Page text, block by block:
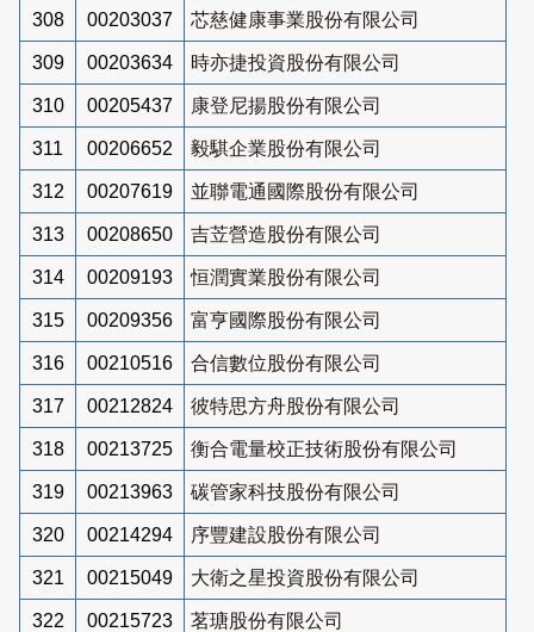
308 00203037 芯慈健康事業股份有限公司
309 00203634 時亦捷投資股份有限公司
310 00205437 康登尼揚股份有限公司
311 00206652 毅騏企業股份有限公司
312 00207619 並聯電通國際股份有限公司
313 00208650 吉苙營造股份有限公司
314 00209193 恒潤實業股份有限公司
315 00209356 富亨國際股份有限公司
316 00210516 合信數位股份有限公司
317 00212824 彼特思方舟股份有限公司
318 00213725 衡合電量校正技術股份有限公司
319 00213963 碳管家科技股份有限公司
320 00214294 序豐建設股份有限公司
321 00215049 大衛之星投資股份有限公司
322 00215723 茗瑭股份有限公司